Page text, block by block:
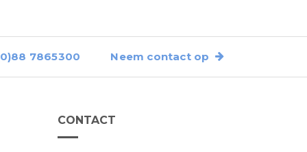
7865300 Neem contact op
CONTACT